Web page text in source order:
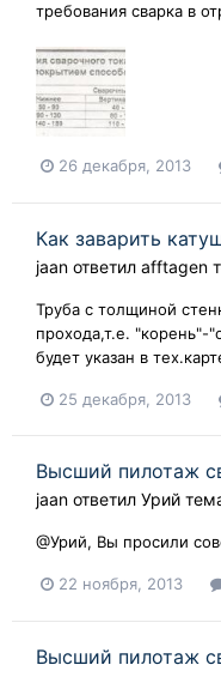
требования сварка в
26 декабря, 2013
Как заварить
jaan ответил afftagen
Труба с толщиной
прохода,т.е. "корень"-
будет указан в
25 декабря, 2013
Высший пилотаж
jaan ответил Урий
@Урий, Вы просили
22 ноября, 2013
Высший пилотаж